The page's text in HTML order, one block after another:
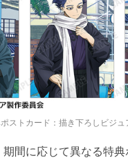
ストカード：描き下ろしビジ
間に応じて異なる特